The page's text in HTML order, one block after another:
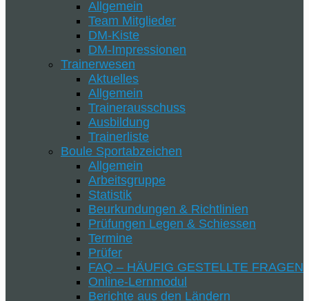
Allgemein
Team Mitglieder
DM-Kiste
DM-Impressionen
Trainerwesen
Aktuelles
Allgemein
Trainerausschuss
Ausbildung
Trainerliste
Boule Sportabzeichen
Allgemein
Arbeitsgruppe
Statistik
Beurkundungen & Richtlinien
Prüfungen Legen & Schiessen
Termine
Prüfer
FAQ – HÄUFIG GESTELLTE FRAGEN
Online-Lernmodul
Berichte aus den Ländern